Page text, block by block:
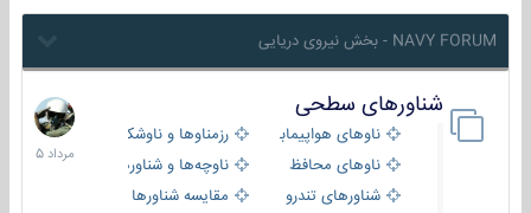
NAVY FORUM - بخش نیروی دریایی
شناورهای سطحی
ناوهای هواپیمابر و بالگرد بررزمناوها و ناوشکن‌ها
ناوهای محافظ
ناوچه‌ها و شناورهای گشتی
شناورهای تندرو
مقایسه شناورها
2
مرداد
1405